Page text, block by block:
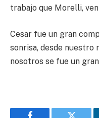
trabajo que Morelli,
Cesar fue un gran
sonrisa, desde nuestro
nosotros se fue un